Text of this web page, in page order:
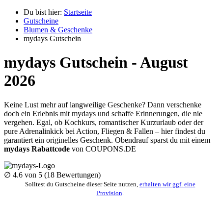
Du bist hier: Startseite
Gutscheine
Blumen & Geschenke
mydays Gutschein
mydays Gutschein - August
2026
Keine Lust mehr auf langweilige Geschenke? Dann verschenke
doch ein Erlebnis mit mydays und schaffe Erinnerungen, die nie
vergehen. Egal, ob Kochkurs, romantischer Kurzurlaub oder der
pure Adrenalinkick bei Action, Fliegen & Fallen – hier findest du
garantiert ein originelles Geschenk. Obendrauf sparst du mit einem
mydays Rabattcode von COUPONS.DE
∅ 4.6 von 5 (18 Bewertungen)
Solltest du Gutscheine dieser Seite nutzen, erhalten wir ggf. eine
Provision